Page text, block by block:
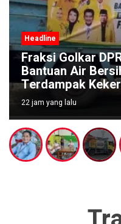
Headline
Fraksi Golkar
Bantuan Air
Terdampak
22 jam yang lalu